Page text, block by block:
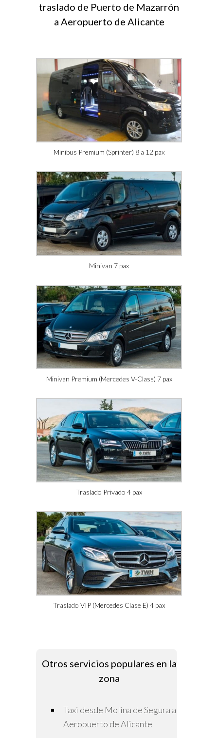
traslado de Puerto de Mazarrón
a Aeropuerto de Alicante
Minibus Premium (Sprinter) 8 a 12 pax
Minivan 7 pax
Minivan Premium (Mercedes V-Class) 7 pax
Traslado Privado 4 pax
Traslado VIP (Mercedes Clase E) 4 pax
Otros servicios populares en la
zona
Taxi desde Molina de Segura a
Aeropuerto de Alicante